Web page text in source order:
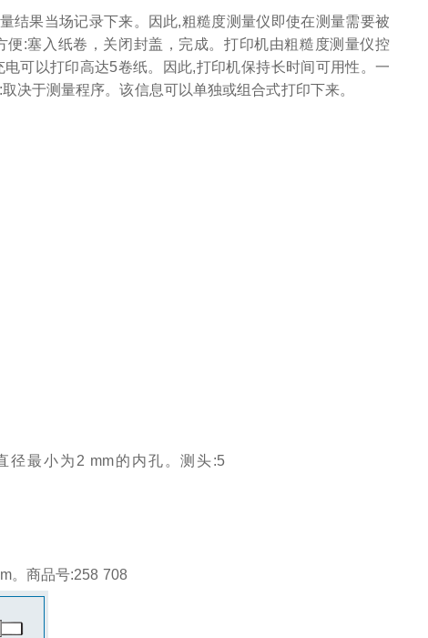
结果当场记录下来。因此,粗糙度测量仪即使在测量需要被
:塞入纸卷，关闭封盖，完成。打印机由粗糙度测量仪控
可以打印高达5卷纸。因此,打印机保持长时间可用性。一
决于测量程序。该信息可以单独或组合式打印下来。
径最小为2 mm的内孔。测头:5
。商品号:258 708